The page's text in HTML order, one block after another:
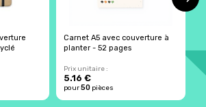
Carnet A5 avec couverture à
planter - 52 pages
Prix unitaire :
5.16 €
pour50 pièces